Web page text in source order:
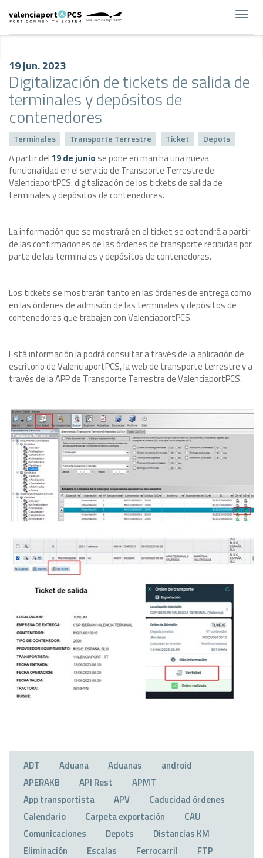
19 jun. 2023
Digitalización de tickets de salida de
terminales y depósitos de
contenedores
Terminales Transporte Terrestre Ticket Depots
A partir del 19 de junio se pone en marcha una nueva
funcionalidad en el servicio de Transporte Terrestre de
ValenciaportPCS: digitalización de los tickets de salida de
terminales y depósitos de contenedores.
La información que se mostrará en el ticket se obtendrá a partir
de las confirmaciones de las órdenes de transporte recibidas por
parte de las terminales y depósitos de contenedores.
Los tickets se mostrarán tanto en las órdenes de entrega como
en las órdenes de admisión de las terminales y depósitos de
contenedores que trabajen con ValenciaportPCS.
Está información la podrá consultar a través de la aplicación de
escritorio de ValenciaportPCS, la web de transporte terrestre y a
través de la APP de Transporte Terrestre de ValenciaportPCS.
ADT Aduana Aduanas
android
APERAKB
API Rest
APMT
App transportista
APV
Caducidad órdenes
Calendario
Carpeta exportación
CAU
Comunicaciones
Depots
Distancias KM
Eliminación
Escalas Ferrocarril
FTP